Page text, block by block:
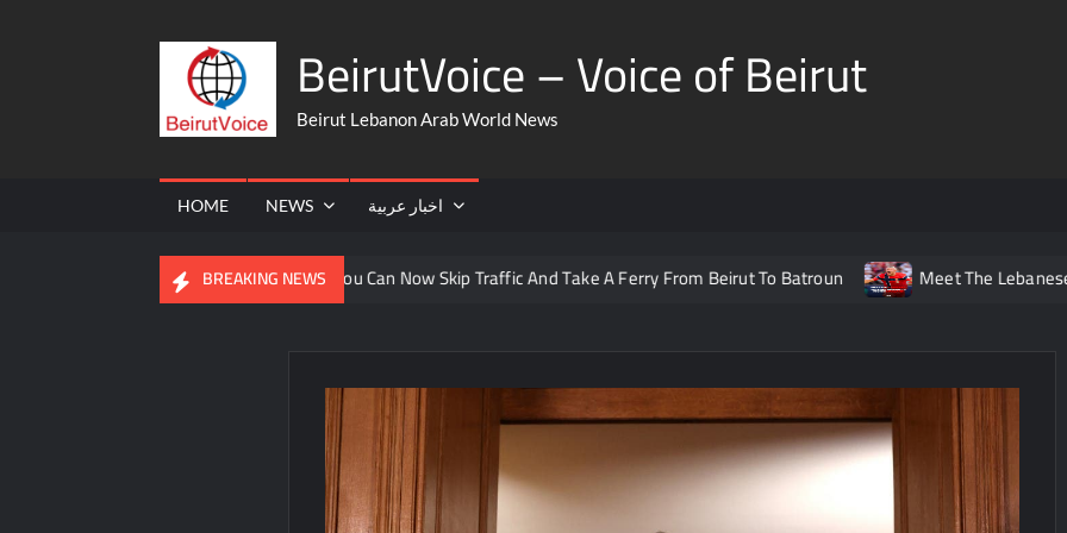
BeirutVoice – Voice of Beirut
Beirut Lebanon Arab World News
HOME NEWS اخبار عربية
BREAKING NEWS
You Can Now Skip Traffic And Take A Ferry From Beirut To Batroun Meet The Lebanese Helping